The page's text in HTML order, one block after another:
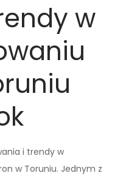
w
i trendy w
w Toruniu. Jednym z